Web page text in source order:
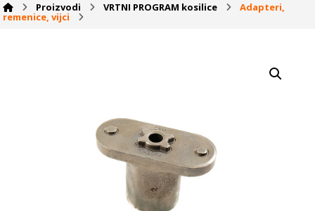
Proizvodi VRTNI PROGRAM kosilice Adapteri,
remenice, vijci